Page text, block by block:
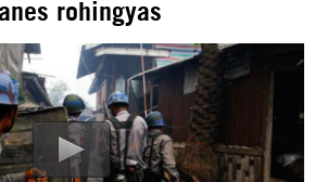
WhatsApp y Viber: +98 921 79 29 404
https://www.facebook.com/Nexolatino.Canal
rohingyas